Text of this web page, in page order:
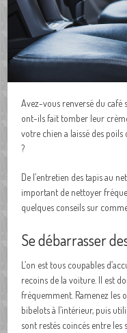
Avez-vous renversé du café
ont-ils fait tomber leur
votre chien a laissé des
?
De l’entretien des tapis au
important de nettoyer
quelques conseils sur
Se débarrasser
L’on est tous coupables
recoins de la voiture. Il est
fréquemment. Ramenez les
bibelots à l’intérieur, puis
sont restés coincés entre les